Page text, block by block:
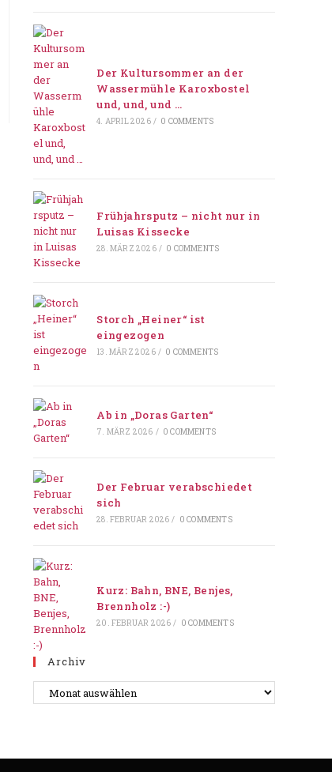
Der Kultursommer an der
Wassermühle Karoxbostel
und, und, und …
4. APRIL 2026 / 0 COMMENTS
Frühjahrsputz – nicht nur in
Luisas Kissecke
28. MÄRZ 2026 / 0 COMMENTS
Storch „Heiner“ ist
eingezogen
13. MÄRZ 2026 / 0 COMMENTS
Ab in „Doras Garten“
7. MÄRZ 2026 / 0 COMMENTS
Der Februar verabschiedet
sich
28. FEBRUAR 2026 / 0 COMMENTS
Kurz: Bahn, BNE, Benjes,
Brennholz :-)
20. FEBRUAR 2026 / 0 COMMENTS
Archiv